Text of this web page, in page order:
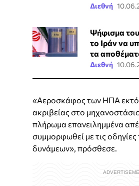
Διεθνή
Ψήφισμα
το Ιράν να
τα
Διεθνή
«Αεροσκάφος των ΗΠΑ
ακριβείας στο
πλήρωμα επανειλημμένα
συμμορφωθεί με τις
δυνάμεων», πρόσθεσε.